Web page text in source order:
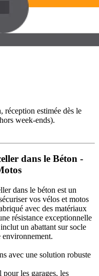
réception estimée dès le
week-ends).
dans le Béton -
dans le béton est un
vos vélos et motos
avec des matériaux
résistance exceptionnelle
un abattant sur socle
environnement.
avec une solution robuste
les garages, les